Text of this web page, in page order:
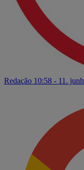
Redação 10:58 - 11.